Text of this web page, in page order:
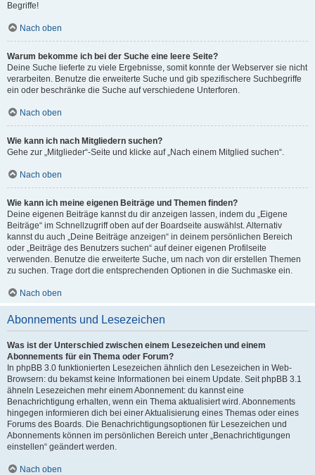
Begriffe!
Nach oben
Warum bekomme ich bei der Suche eine leere Seite?
Deine Suche lieferte zu viele Ergebnisse, somit konnte der Webserver sie nicht
verarbeiten. Benutze die erweiterte Suche und gib spezifischere Suchbegriffe
ein oder beschränke die Suche auf verschiedene Unterforen.
Nach oben
Wie kann ich nach Mitgliedern suchen?
Gehe zur „Mitglieder“-Seite und klicke auf „Nach einem Mitglied suchen“.
Nach oben
Wie kann ich meine eigenen Beiträge und Themen finden?
Deine eigenen Beiträge kannst du dir anzeigen lassen, indem du „Eigene
Beiträge“ im Schnellzugriff oben auf der Boardseite auswählst. Alternativ
kannst du auch „Deine Beiträge anzeigen“ in deinem persönlichen Bereich
oder „Beiträge des Benutzers suchen“ auf deiner eigenen Profilseite
verwenden. Benutze die erweiterte Suche, um nach von dir erstellen Themen
zu suchen. Trage dort die entsprechenden Optionen in die Suchmaske ein.
Nach oben
Abonnements und Lesezeichen
Was ist der Unterschied zwischen einem Lesezeichen und einem
Abonnements für ein Thema oder Forum?
In phpBB 3.0 funktionierten Lesezeichen ähnlich den Lesezeichen in Web-
Browsern: du bekamst keine Informationen bei einem Update. Seit phpBB 3.1
ähneln Lesezeichen mehr einem Abonnement: du kannst eine
Benachrichtigung erhalten, wenn ein Thema aktualisiert wird. Abonnements
hingegen informieren dich bei einer Aktualisierung eines Themas oder eines
Forums des Boards. Die Benachrichtigungsoptionen für Lesezeichen und
Abonnements können im persönlichen Bereich unter „Benachrichtigungen
einstellen“ geändert werden.
Nach oben